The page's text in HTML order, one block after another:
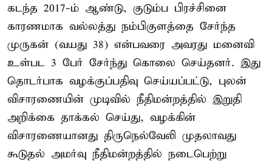
கடந்த 2017-ம் ஆண்டு, குடும்ப பிரச்சினை
காரணமாக வல்லத்து நம்பிகுளத்தை சேர்ந்த
முருகன் (வயது 38) என்பவரை அவரது மனைவி
உள்பட 3 பேர் சேர்ந்து கொலை செய்தனர். இது
தொடர்பாக வழக்குப்பதிவு செய்யப்பட்டு, புலன்
விசாரணையின் முடிவில் நீதிமன்றத்தில் இறுதி
அறிக்கை தாக்கல் செய்து, வழக்கின்
விசாரணையானது திருநெல்வேலி முதலாவது
கூடுதல் அமர்வு நீதிமன்றத்தில் நடைபெற்று